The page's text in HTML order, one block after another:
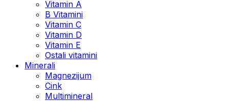
Vitamin A
B Vitamini
Vitamin C
Vitamin D
Vitamin E
Ostali vitamini
Minerali
Magnezijum
Cink
Multimineral